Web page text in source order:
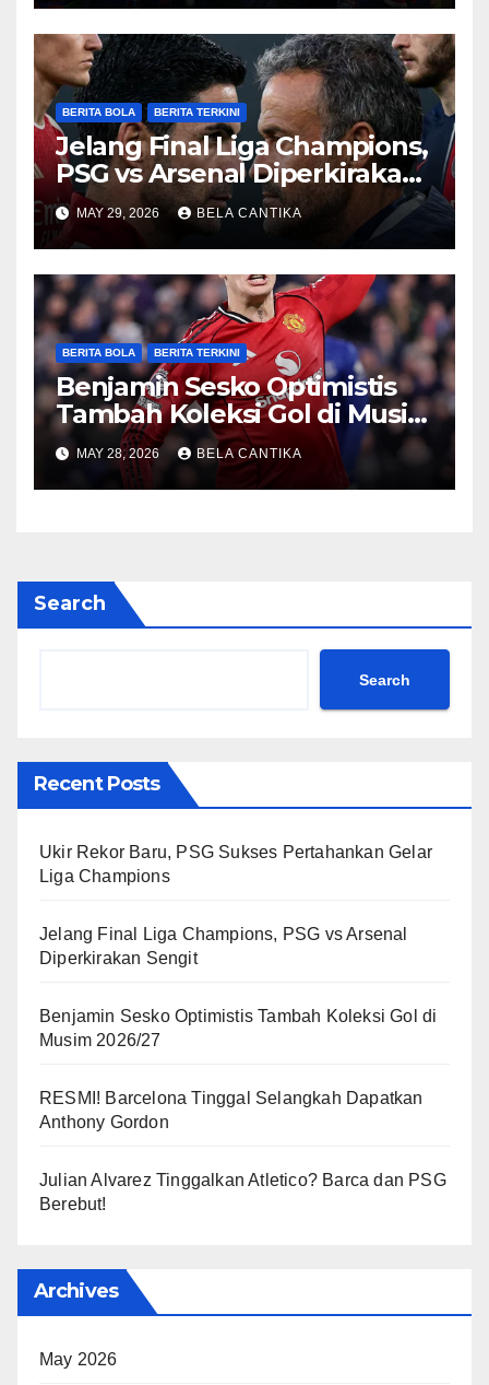
BERITA BOLA BERITA TERKINI
Jelang Final Liga Champions,
PSG vs Arsenal Diperkirakan
Sengit
MAY 29, 2026 BELA CANTIKA
BERITA BOLA BERITA TERKINI
Benjamin Sesko Optimistis
Tambah Koleksi Gol di Musim
2026/27
MAY 28, 2026 BELA CANTIKA
Search
Search
Recent Posts
Ukir Rekor Baru, PSG Sukses Pertahankan Gelar
Liga Champions
Jelang Final Liga Champions, PSG vs Arsenal
Diperkirakan Sengit
Benjamin Sesko Optimistis Tambah Koleksi Gol di
Musim 2026/27
RESMI! Barcelona Tinggal Selangkah Dapatkan
Anthony Gordon
Julian Alvarez Tinggalkan Atletico? Barca dan PSG
Berebut!
Archives
May 2026